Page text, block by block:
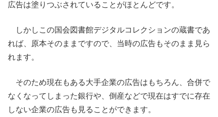
広告は塗りつぶされていることがほとんどです。
しかしこの国会図書館デジタルコレクションの蔵書であ
れば、原本そのままですので、当時の広告もそのまま見ら
れます。
そのため現在もある大手企業の広告はもちろん、合併で
なくなってしまった銀行や、倒産などで現在はすでに存在
しない企業の広告も見ることができます。